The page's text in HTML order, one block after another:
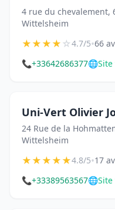
4 rue du chevalement,
Wittelsheim
★★★★☆4.7/5•66
📞+33642686377🌐Site
Uni-Vert Olivier
24 Rue de la
Wittelsheim
★★★★★4.8/5•17
📞+33389563567🌐Site